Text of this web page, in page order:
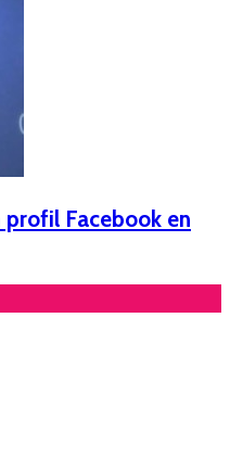
Facebook en